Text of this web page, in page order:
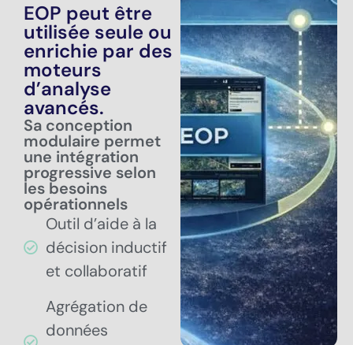
EOP peut être
utilisée seule ou
enrichie par des
moteurs
d’analyse
avancés.
Sa conception
modulaire permet
une intégration
progressive selon
les besoins
opérationnels
Outil d’aide à la
décision inductif
et collaboratif
Agrégation de
données